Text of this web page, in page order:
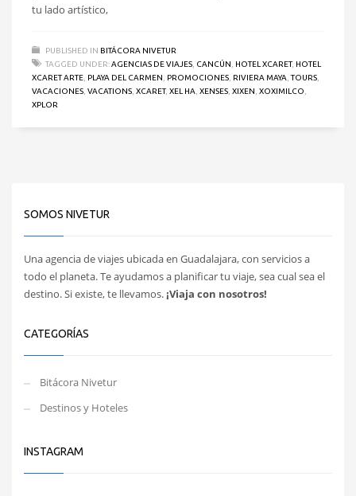
tu lado artístico,
PUBLISHED IN BITÁCORA NIVETUR
TAGGED UNDER:AGENCIAS DE VIAJES CANCÚN HOTEL XCARET, HOTEL
XCARET ARTE PLAYA DEL CARMEN PROMOCIONES RIVIERA MAYA ,TOURS
VACACIONES VACATIONS XCARET, XEL HA XENSES XIXEN XOXIMILCO
XPLOR
SOMOS NIVETUR
Una agencia de viajes ubicada en Guadalajara, con servicios a
todo el planeta. Te ayudamos a planificar tu viaje, sea cual sea el
destino. Si existe, te llevamos.¡Viaja con nosotros!
CATEGORÍAS
Bitácora Nivetur
Destinos y Hoteles
INSTAGRAM